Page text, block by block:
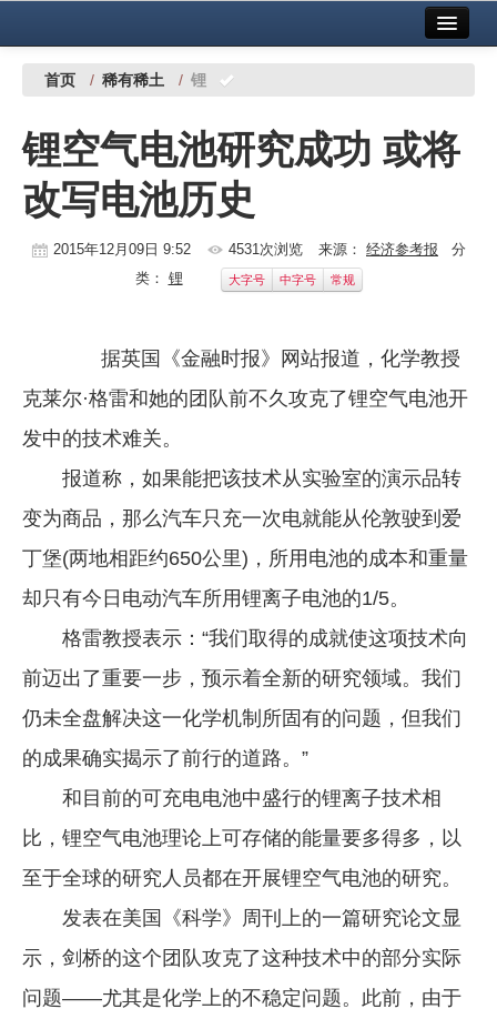
中国有色金属报社主办 广告服务
铜镍铅锌
铝
稀有稀土
镁钛
地矿 建设
党建工作
企业文化
《资源再生》杂志
数字报
首页 / 稀有稀土 / 锂
锂空气电池研究成功 或将
改写电池历史
2015年12月09日 9:52 4531次浏览 来源： 经济参考报 分
类： 锂 大字号 中字号 常规
据英国《金融时报》网站报道，化学教授
克莱尔·格雷和她的团队前不久攻克了锂空气电池开
发中的技术难关。
报道称，如果能把该技术从实验室的演示品转
变为商品，那么汽车只充一次电就能从伦敦驶到爱
丁堡(两地相距约650公里)，所用电池的成本和重量
却只有今日电动汽车所用锂离子电池的1/5。
格雷教授表示：“我们取得的成就使这项技术向
前迈出了重要一步，预示着全新的研究领域。我们
仍未全盘解决这一化学机制所固有的问题，但我们
的成果确实揭示了前行的道路。”
和目前的可充电电池中盛行的锂离子技术相
比，锂空气电池理论上可存储的能量要多得多，以
至于全球的研究人员都在开展锂空气电池的研究。
发表在美国《科学》周刊上的一篇研究论文显
示，剑桥的这个团队攻克了这种技术中的部分实际
问题——尤其是化学上的不稳定问题。此前，由于